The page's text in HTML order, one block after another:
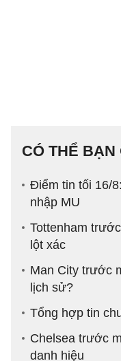
CÓ THỂ BẠN
Điểm tin tối 16/
nhập MU
Tottenham
lột xác
Man City trước
lịch sử?
Tổng hợp tin
Chelsea trước
danh hiệu